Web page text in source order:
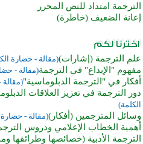
الترجمة امتداد للنص المحرر
إعانة الضعيف (خاطرة)
علم الترجمة (إشارات)(مقالة - حضارة
مفهوم "الإبداع" في الترجمة(مقالة -
أفكار في "الترجمة الدبلوماسية"(مقالة
دور الترجمة في تعزيز العلاقات
الكلمة)
وسائل المترجمين (أفكار)(مقالة - حضارة
أهمية الخطاب الإعلامي ودروس
الترجمة الأدبية (خصائصها وطرائقها